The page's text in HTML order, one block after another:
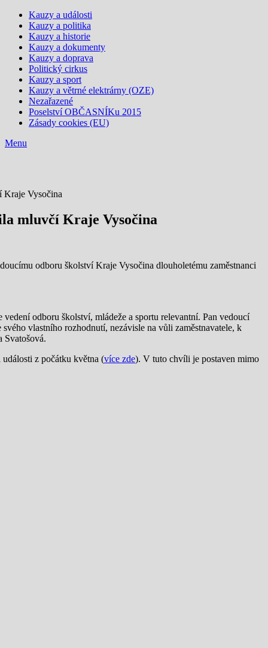
Kauzy a události
Kauzy a politika
Kauzy a historie
Kauzy a dokumenty
Kauzy a doprava
Politický cirkus
Kauzy a sport
Kauzy a větrné elektrárny (OZE)
Nezařazené
Poselství OBČASNÍKu 2015
Zásady cookies (EU)
Menu
Kraje Vysočina
mluvčí Kraje Vysočina
odboru školství Kraje Vysočina dlouholetému zaměstnanci
odboru školství, mládeže a sportu relevantní. Pan vedoucí
vlastního rozhodnutí, nezávisle na vůli zaměstnavatele, k
Svatošová.
z počátku května (více zde). V tuto chvíli je postaven mimo